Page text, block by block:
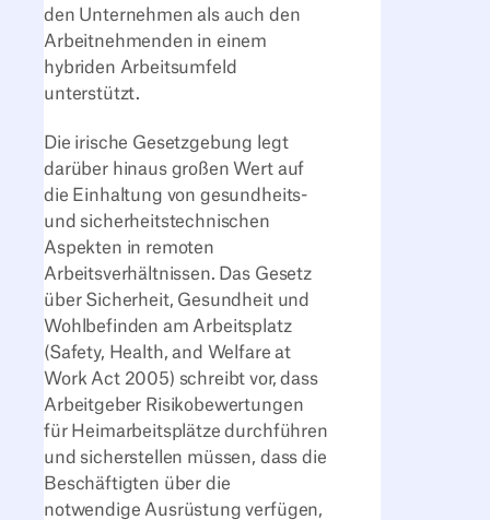
den Unternehmen als auch den
Arbeitnehmenden in einem
hybriden Arbeitsumfeld
unterstützt.
Die irische Gesetzgebung legt
darüber hinaus großen Wert auf
die Einhaltung von gesundheits-
und sicherheitstechnischen
Aspekten in remoten
Arbeitsverhältnissen. Das Gesetz
über Sicherheit, Gesundheit und
Wohlbefinden am Arbeitsplatz
(Safety, Health, and Welfare at
Work Act 2005) schreibt vor, dass
Arbeitgeber Risikobewertungen
für Heimarbeitsplätze durchführen
und sicherstellen müssen, dass die
Beschäftigten über die
notwendige Ausrüstung verfügen,